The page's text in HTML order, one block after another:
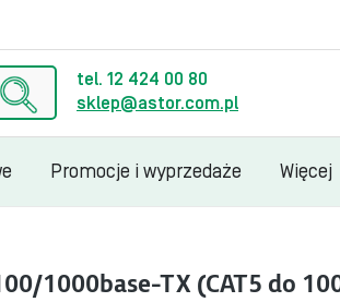
tel. 12 424 00 80
sklep@astor.com.pl
Promocje i wyprzedaże Więcej
1000base-TX (CAT5 do